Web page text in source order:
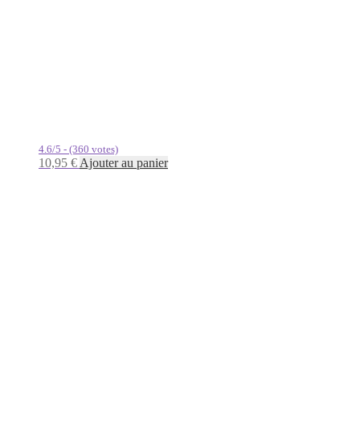
4.6/5 - (360 votes)
10,95 € Ajouter au panier